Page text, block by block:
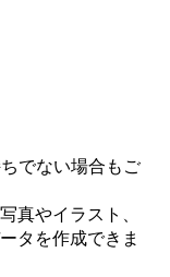
でない場合もご
真やイラスト、
タを作成できま